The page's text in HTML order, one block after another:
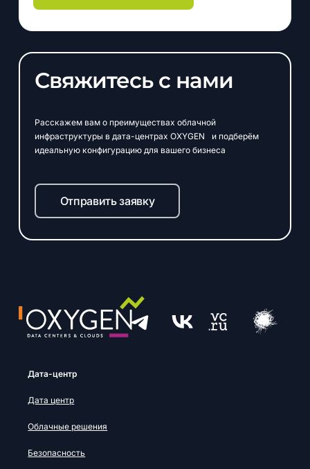
Свяжитесь с нами
Расскажем вам о преимуществах облачной
инфраструктуры в дата-центрах OXYGEN и подберём
идеальную конфигурацию для вашего бизнеса
Отправить заявку
Дата-центр
Дата центр
Облачные решения
Безопасность